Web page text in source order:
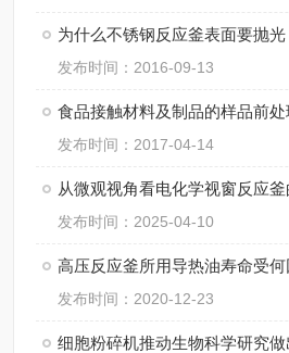
为什么不锈钢反应釜表面要抛光
发布时间：2016-09-13
食品接触材料及制品的样品前处
发布时间：2017-04-14
从微观视角看电化学视窗反应
发布时间：2025-04-10
高压反应釜所用导热油寿命受何
发布时间：2020-12-23
细胞粉碎机推动生物科学研究